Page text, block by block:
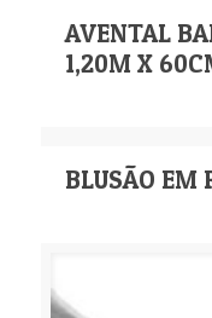
AVENTAL
1,20M X
BLUSÃO EM